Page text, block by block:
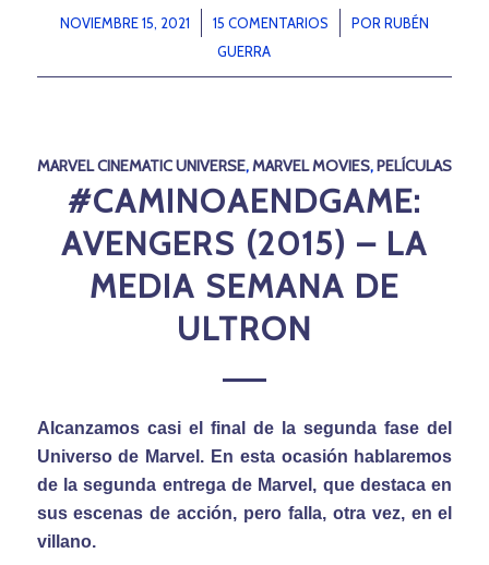
NOVIEMBRE 15, 2021
/ 15 COMENTARIOS
/ POR RUBÉN
GUERRA
MARVEL CINEMATIC UNIVERSE,MARVEL MOVIES,PELÍCULAS
#CAMINOAENDGAME:
AVENGERS (2015) – LA
MEDIA SEMANA DE
ULTRON
Alcanzamos casi el final de la segunda fase del
Universo de Marvel. En esta ocasión hablaremos
de la segunda entrega de Marvel, que destaca en
sus escenas de acción, pero falla, otra vez, en el
villano.